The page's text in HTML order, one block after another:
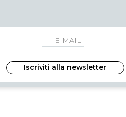
Iscriviti alla newsletter